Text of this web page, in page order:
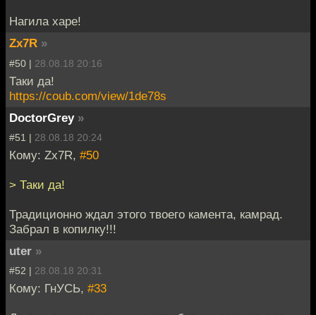
Нагила харе!
Zx7R »
#50 | 28.08.18 20:16
Таки да!
https://coub.com/view/1de78s
DoctorGrey »
#51 | 28.08.18 20:24
Кому: Zx7R, #50
> Таки да!
Традиционно ждал этого твоего камента, камрад.
Забрал в копилку!!!
uter »
#52 | 28.08.18 20:31
Кому: ГнУСЬ, #33